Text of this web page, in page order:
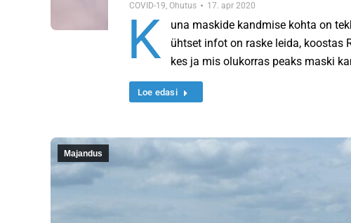
COVID-19, Ohutus 17. apr 2020
K
una maskide kandmise kohta on
ühtset infot on raske leida, koostas
kes ja mis olukorras peaks maski
Loe edasi
Majandus